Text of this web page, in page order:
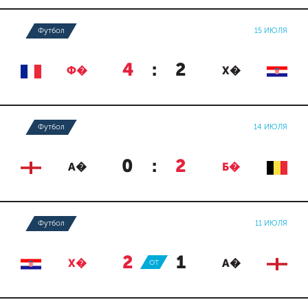
Футбол 15 ИЮЛЯ
Ф� 4 : 2 Х�
Футбол 14 ИЮЛЯ
А� 0 : 2 Б�
Футбол 11 ИЮЛЯ
Х� 2 : 1 А�
ОТ